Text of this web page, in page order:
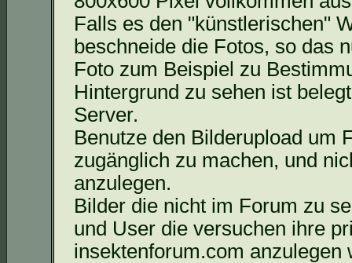
Falls es den "künstlerischen"
beschneide die Fotos, so das
Foto zum Beispiel zu
Hintergrund zu sehen ist
Server.
Benutze den Bilderupload um
zugänglich zu machen, und
anzulegen.
Bilder die nicht im Forum zu
und User die versuchen ihre
insektenforum.com anzulegen